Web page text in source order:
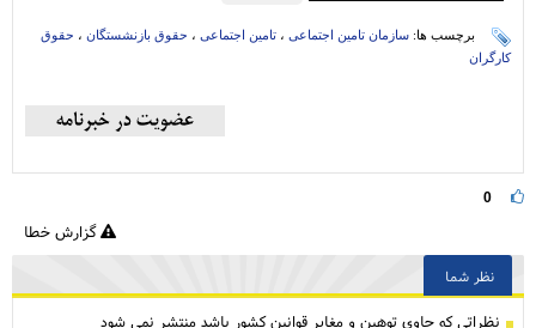
برچسب ها: سازمان تامین اجتماعی ، تامین اجتماعی ، حقوق بازنشستگان ، حقوق
کارگران
0
گزارش خطا
نظر شما
نظراتی كه حاوی توهین و مغایر قوانین کشور باشد منتشر نمی شود